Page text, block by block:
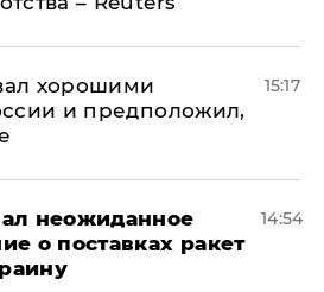
хорошими
и предположил,
15:17
неожиданное
о поставках ракет
14:54